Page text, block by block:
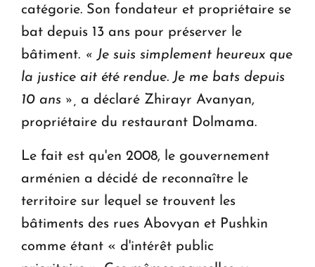
catégorie. Son fondateur et propriétaire se
bat depuis 13 ans pour préserver le
bâtiment. « Je suis simplement heureux que
la justice ait été rendue. Je me bats depuis
10 ans » , a déclaré Zhirayr Avanyan,
propriétaire du restaurant Dolmama.
Le fait est qu'en 2008, le gouvernement
arménien a décidé de reconnaître le
territoire sur lequel se trouvent les
bâtiments des rues Abovyan et Pushkin
comme étant « d'intérêt public